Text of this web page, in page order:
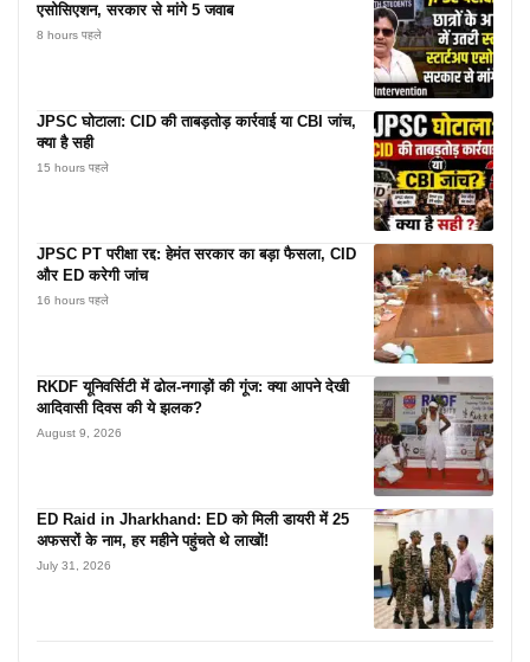
एसोसिएशन, सरकार से मांगे 5 जवाब
8 hours पहले
JPSC घोटाला: CID की ताबड़तोड़ कार्रवाई या CBI जांच,
क्या है सही
15 hours पहले
JPSC PT परीक्षा रद्द: हेमंत सरकार का बड़ा फैसला, CID
और ED करेगी जांच
16 hours पहले
RKDF यूनिवर्सिटी में ढोल-नगाड़ों की गूंज: क्या आपने देखी
आदिवासी दिवस की ये झलक?
August 9, 2026
ED Raid in Jharkhand: ED को मिली डायरी में 25
अफसरों के नाम, हर महीने पहुंचते थे लाखों!
July 31, 2026